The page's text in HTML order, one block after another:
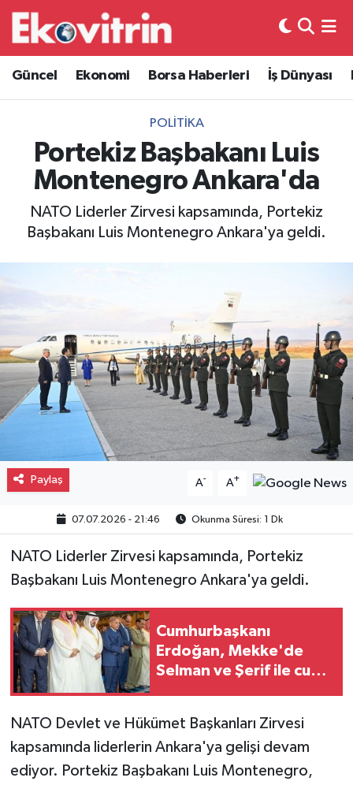
Güncel Ekonomi Borsa Haberleri İş Dünyası
POLITIKA
Portekiz Başbakanı Luis
Montenegro Ankara'da
NATO Liderler Zirvesi kapsamında, Portekiz
Başbakanı Luis Montenegro Ankara'ya geldi.
Paylaş A- A+
07.07.2026 - 21:46 Okunma Süresi: 1 Dk
NATO Liderler Zirvesi kapsamında, Portekiz
Başbakanı Luis Montenegro Ankara'ya geldi.
Cumhurbaşkanı
Erdoğan, Mekke'de
Selman ve Şerif ile cuma
NATO Devlet ve Hükümet Başkanları Zirvesi
kapsamında liderlerin Ankara'ya gelişi devam
ediyor. Portekiz Başbakanı Luis Montenegro,
Güncel
Ekonomi
Borsa Haberleri
İş Dünyası
Lojistik
Otovitrin
Magazin
Gayrimenkul
Eğitim
Hava Durumu
Trafik Durumu
Süper Lig Puan Durumu ve Fikstür
Tüm Manşetler
Son Dakika Haberleri
Haber Arşivi